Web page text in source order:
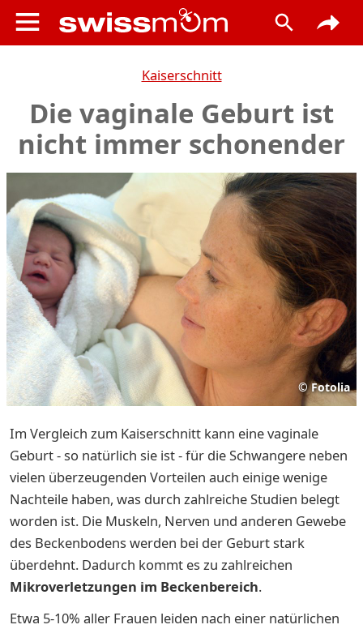
Kaiserschnitt
Die vaginale Geburt ist
nicht immer schonender
© Fotolia
Im Vergleich zum Kaiserschnitt kann eine vaginale
Geburt - so natürlich sie ist - für die Schwangere neben
vielen überzeugenden Vorteilen auch einige wenige
Nachteile haben, was durch zahlreiche Studien belegt
worden ist. Die Muskeln, Nerven und anderen Gewebe
des Beckenbodens werden bei der Geburt stark
überdehnt. Dadurch kommt es zu zahlreichen
Mikroverletzungen im Beckenbereich.
Etwa 5-10% aller Frauen leiden nach einer natürlichen